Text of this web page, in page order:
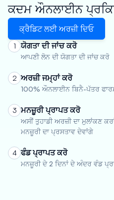
ਕਦਮ ਔਨਲਾਈਨ
ਕ੍ਰੈਡਿਟ ਲਈ ਅਰਜ਼ੀ ਦਿਓ
1 ਯੋਗਤਾ ਦੀ ਜਾਂਚ ਕਰੋ
ਆਪਣੀ ਲੋਨ ਦੀ ਯੋਗਤਾ ਦੀ ਜਾਂਚ ਕਰੋ
2 ਅਰਜ਼ੀ ਜਮ੍ਹਾਂ ਕਰੋ
100% ਔਨਲਾਈਨ ਬਿਨੈ-ਪੱਤਰ
3 ਮਨਜ਼ੂਰੀ ਪ੍ਰਾਪਤ ਕਰੋ
ਅਸੀਂ ਤੁਹਾਡੀ ਅਰਜ਼ੀ ਦਾ ਮੁਲਾਂਕਣ
ਮਨਜ਼ੂਰੀ ਦਾ ਪ੍ਰਸਤਾਵ ਦੇਵਾਂਗੇ
4 ਫੰਡ ਪ੍ਰਾਪਤ ਕਰੋ
ਮਨਜ਼ੂਰੀ ਦੇ 2 ਦਿਨਾਂ ਦੇ ਅੰਦਰ ਵੰਡ